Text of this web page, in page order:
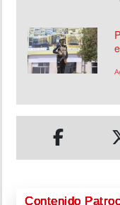
Contenido